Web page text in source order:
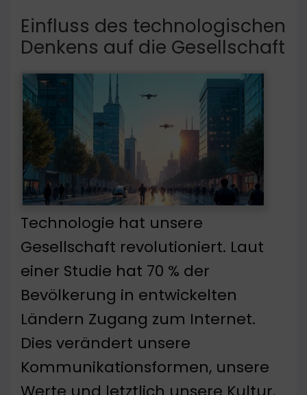
Einfluss des technologischen
Denkens auf die Gesellschaft
Technologie hat unsere
Gesellschaft revolutioniert. Laut
einer Studie hat 70 % der
Bevölkerung in entwickelten
Ländern Zugang zum Internet.
Dies verändert unsere
Kommunikationsformen, unsere